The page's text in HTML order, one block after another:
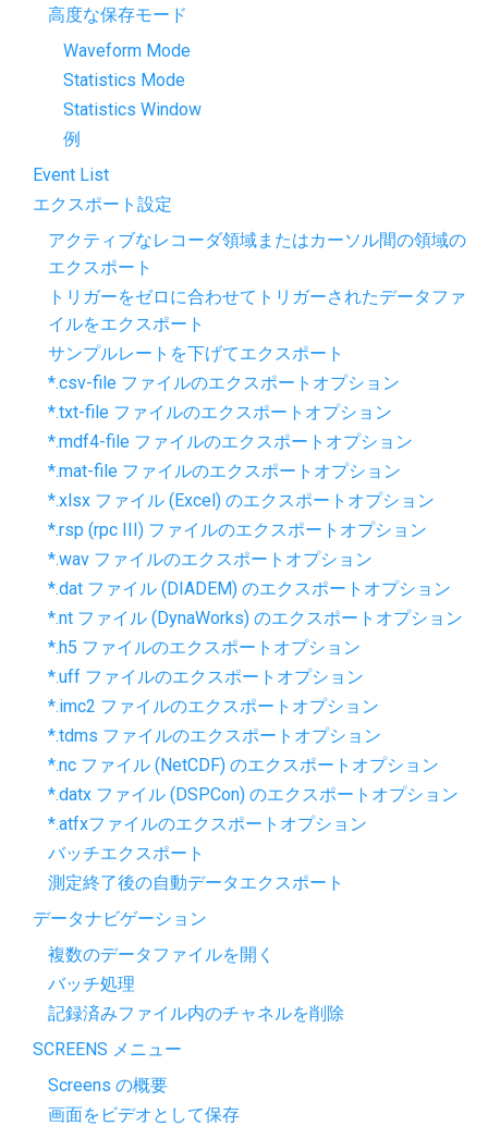
高度な保存モード
Waveform Mode
Statistics Mode
Statistics Window
例
Event List
エクスポート設定
アクティブなレコーダ領域またはカーソル間の領域の
エクスポート
トリガーをゼロに合わせてトリガーされたデータファ
イルをエクスポート
サンプルレートを下げてエクスポート
*.csv-file ファイルのエクスポートオプション
*.txt-file ファイルのエクスポートオプション
*.mdf4-file ファイルのエクスポートオプション
*.mat-file ファイルのエクスポートオプション
*.xlsx ファイル (Excel) のエクスポートオプション
*.rsp (rpc III) ファイルのエクスポートオプション
*.wav ファイルのエクスポートオプション
*.dat ファイル (DIADEM) のエクスポートオプション
*.nt ファイル (DynaWorks) のエクスポートオプション
*.h5 ファイルのエクスポートオプション
*.uff ファイルのエクスポートオプション
*.imc2 ファイルのエクスポートオプション
*.tdms ファイルのエクスポートオプション
*.nc ファイル (NetCDF) のエクスポートオプション
*.datx ファイル (DSPCon) のエクスポートオプション
*.atfxファイルのエクスポートオプション
バッチエクスポート
測定終了後の自動データエクスポート
データナビゲーション
複数のデータファイルを開く
バッチ処理
記録済みファイル内のチャネルを削除
SCREENS メニュー
Screens の概要
画面をビデオとして保存